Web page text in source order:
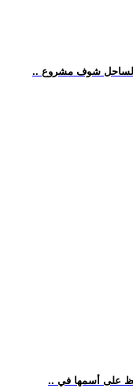
على أسمها في